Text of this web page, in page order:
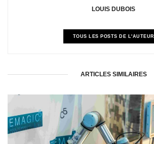
LOUIS DUBOIS
TOUS LES POSTS DE L'AUTEUR
ARTICLES SIMILAIRES